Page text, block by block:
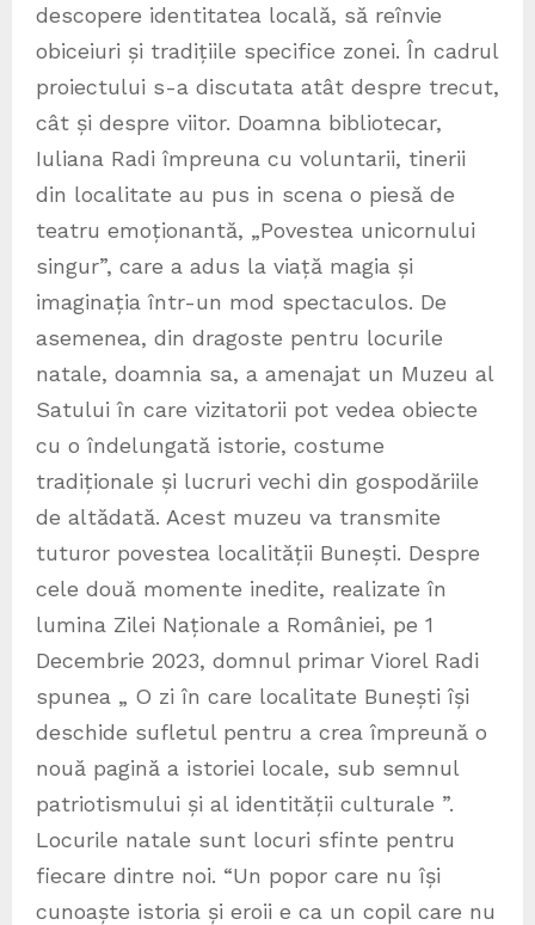
descopere identitatea locală, să reînvie
obiceiuri și tradițiile specifice zonei. În cadrul
proiectului s-a discutata atât despre trecut,
cât și despre viitor. Doamna bibliotecar,
Iuliana Radi împreuna cu voluntarii, tinerii
din localitate au pus in scena o piesă de
teatru emoționantă, „Povestea unicornului
singur”, care a adus la viață magia și
imaginația într-un mod spectaculos. De
asemenea, din dragoste pentru locurile
natale, doamnia sa, a amenajat un Muzeu al
Satului în care vizitatorii pot vedea obiecte
cu o îndelungată istorie, costume
tradiționale și lucruri vechi din gospodăriile
de altădată. Acest muzeu va transmite
tuturor povestea localității Bunești. Despre
cele două momente inedite, realizate în
lumina Zilei Naționale a României, pe 1
Decembrie 2023, domnul primar Viorel Radi
spunea „ O zi în care localitate Bunești își
deschide sufletul pentru a crea împreună o
nouă pagină a istoriei locale, sub semnul
patriotismului și al identității culturale ”.
Locurile natale sunt locuri sfinte pentru
fiecare dintre noi. “Un popor care nu își
cunoaște istoria și eroii e ca un copil care nu